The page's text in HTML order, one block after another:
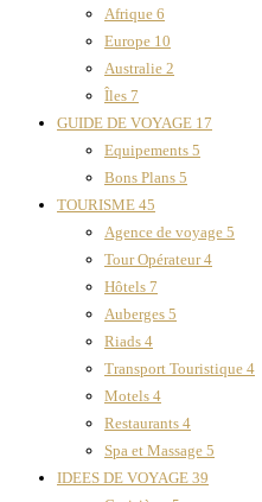
Afrique 6
Europe 10
Australie 2
Îles 7
GUIDE DE VOYAGE 17
Equipements 5
Bons Plans 5
TOURISME 45
Agence de voyage 5
Tour Opérateur4
Hôtels 7
Auberges 5
Riads 4
Transport Touristique 4
Motels 4
Restaurants 4
Spa et Massage 5
IDEES DE VOYAGE 39